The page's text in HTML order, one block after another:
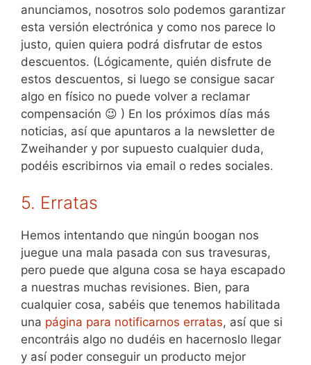
anunciamos, nosotros solo podemos garantizar
esta versión electrónica y como nos parece lo
justo, quien quiera podrá disfrutar de estos
descuentos. (Lógicamente, quién disfrute de
estos descuentos, si luego se consigue sacar
algo en físico no puede volver a reclamar
compensación 😉 ) En los próximos días más
noticias, así que apuntaros a la newsletter de
Zweihander y por supuesto cualquier duda,
podéis escribirnos via email o redes sociales.
5. Erratas
Hemos intentando que ningún boogan nos
juegue una mala pasada con sus travesuras,
pero puede que alguna cosa se haya escapado
a nuestras muchas revisiones. Bien, para
cualquier cosa, sabéis que tenemos habilitada
una página para notificarnos erratas, así que si
encontráis algo no dudéis en hacernoslo llegar
y así poder conseguir un producto mejor